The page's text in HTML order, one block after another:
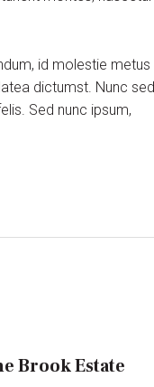
id molestie metus
dictumst. Nunc sed
Sed nunc ipsum,
Brook Estate